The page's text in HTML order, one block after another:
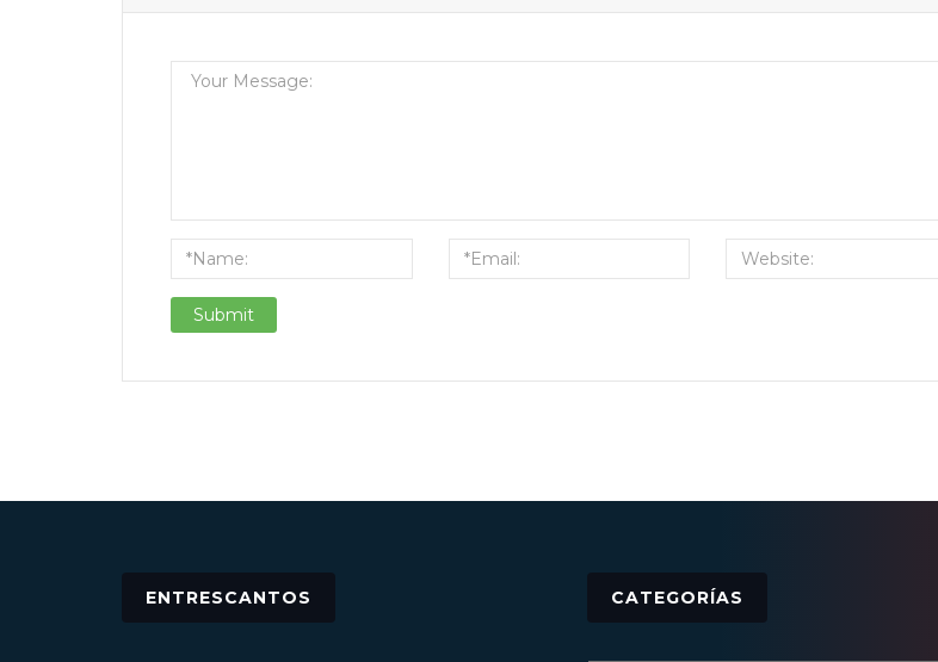
ENTRESCANTOS CATEGORÍAS